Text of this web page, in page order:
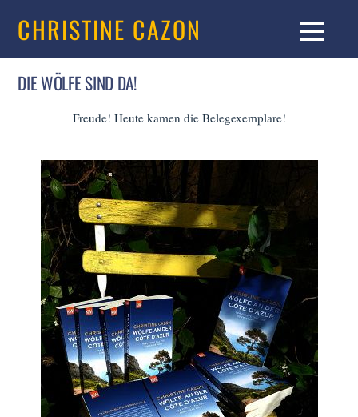
CHRISTINE CAZON
DIE WÖLFE SIND DA!
Freude! Heute kamen die Belegexemplare!